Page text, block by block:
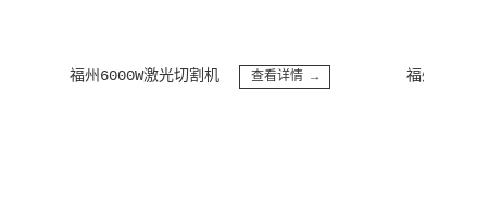
查看详情 →
福州6000W激光切割机 福州四轴卷圆机